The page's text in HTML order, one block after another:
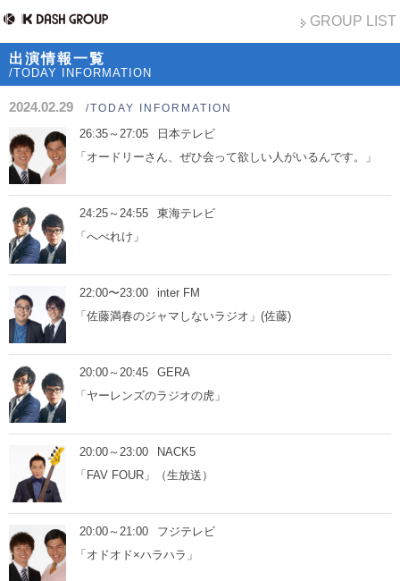
GROUP LIST
出演情報一覧
/TODAY INFORMATION
2024.02.29 /TODAY INFORMATION
26:35～27:05
日本テレビ
「オードリーさん、ぜひ会って欲しい人がいるんです。」
24:25～24:55
東海テレビ
「へべれけ」
22:00〜23:00
inter FM
「佐藤満春のジャマしないラジオ」(佐藤)
20:00～20:45
GERA
「ヤーレンズのラジオの虎」
20:00～23:00
NACK5
「FAV FOUR」（生放送）
20:00～21:00
フジテレビ
「オドオド×ハラハラ」